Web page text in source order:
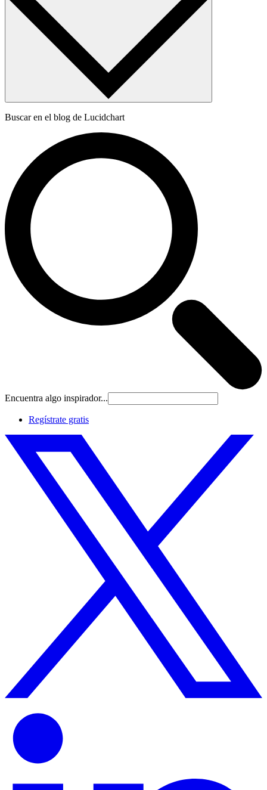
Buscar en el blog de Lucidchart
Encuentra algo inspirador...
Regístrate gratis